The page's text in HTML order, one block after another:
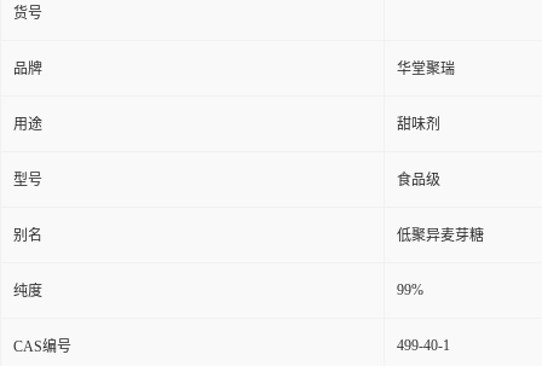
货号
品牌 华堂聚瑞
用途 甜味剂
型号 食品级
别名 低聚异麦芽糖
纯度 99%
CAS编号 499-40-1